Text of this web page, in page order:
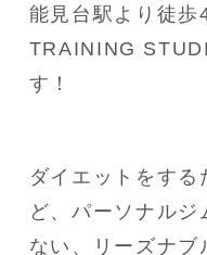
能見台駅より徒
TRAINING
す！
ダイエットをする
ど、パーソナルジ
ない、リーズナブ